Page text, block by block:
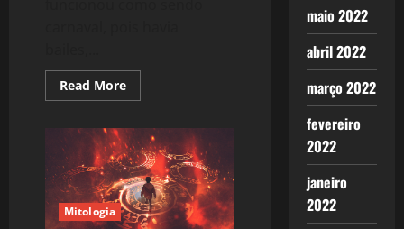
Read MoreRead
more
Carnaval
que
não
foi
Carnaval…
Mitologia
maio 2022
abril 2022
março 2022
fevereiro
2022
janeiro
2022